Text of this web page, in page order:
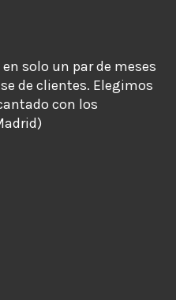
solo un par de meses
de clientes. Elegimos
con los